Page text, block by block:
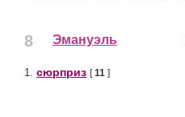
8 Эмануэль
1. сюрприз [11 ]